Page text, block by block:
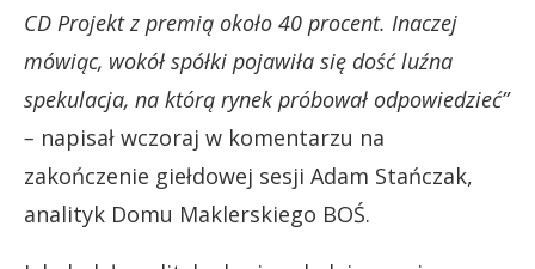
CD Projekt z premią około 40 procent. Inaczej
mówiąc, wokół spółki pojawiła się dość luźna
spekulacja, na którą rynek próbował odpowiedzieć”
– napisał wczoraj w komentarzu na
zakończenie giełdowej sesji Adam Stańczak,
analityk Domu Maklerskiego BOŚ.